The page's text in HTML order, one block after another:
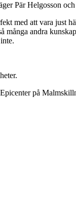
Pär Helgosson
med att vara just
många andra
på